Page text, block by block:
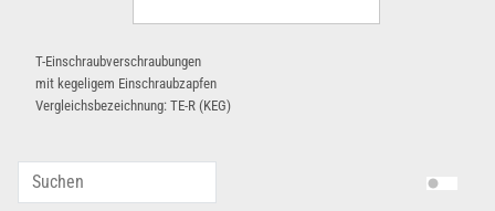
T-Einschraubverschraubungen
mit kegeligem Einschraubzapfen
Vergleichsbezeichnung: TE-R (KEG)